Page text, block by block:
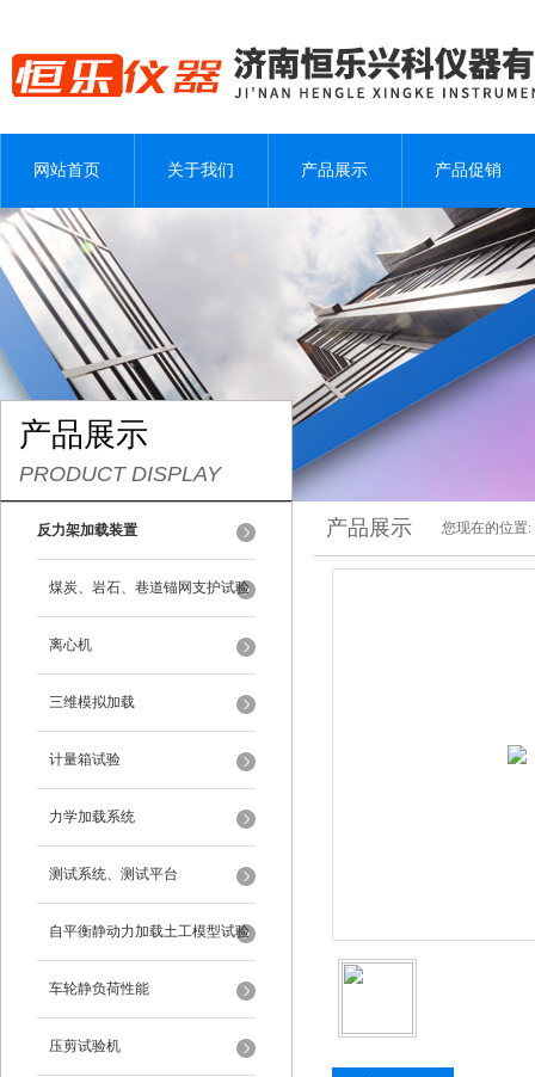
网站首页 关于我们 产品展示 产品促销
产品展示
PRODUCT DISPLAY
反力架加载装置
煤炭、岩石、巷道锚网支护试验
离心机
三维模拟加载
计量箱试验
力学加载系统
测试系统、测试平台
自平衡静动力加载土工模型试验
系统
车轮静负荷性能
压剪试验机
产品展示 您现在的位置: